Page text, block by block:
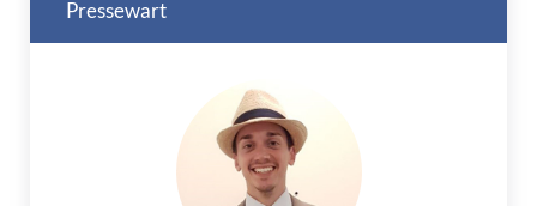
Pressewart